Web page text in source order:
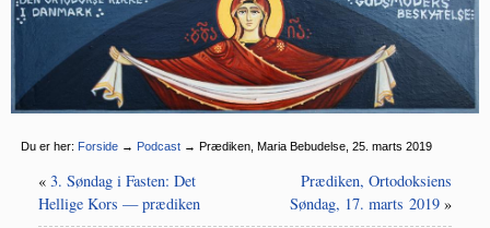
Du er her: Forside → Podcast → Prædiken, Maria Bebudelse, 25. marts 2019
« 3. Søndag i Fasten: Det
Hellige Kors — prædiken
Prædiken, Ortodoksiens
Søndag, 17. marts 2019 »